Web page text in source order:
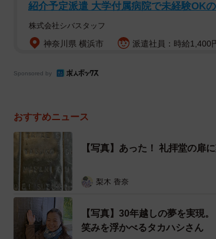
紹介予定派遣 大学付属病院で未経験OK
株式会社シバスタッフ
神奈川県 横浜市 派遣社員：時給1,400
Sponsored by
おすすめニュース
【写真】あった！ 礼拝堂の扉
梨木 香奈
【写真】30年越しの夢を実現
笑みを浮かべるタカハシさん